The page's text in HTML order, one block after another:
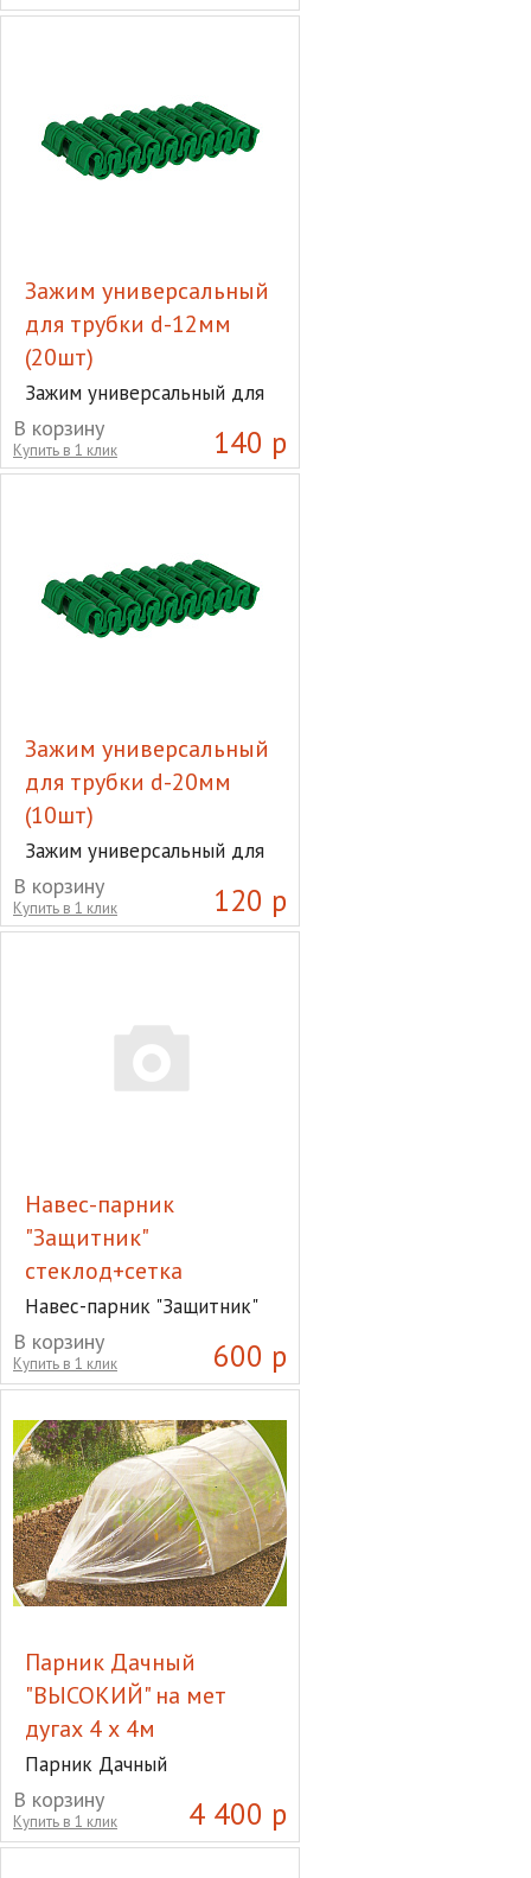
Зажим универсальный
для трубки d-12мм
(20шт)
Зажим универсальный для
трубки d-12мм (20шт)
140 р
В корзину
Купить в 1 клик
Зажим универсальный
для трубки d-20мм
(10шт)
Зажим универсальный для
трубки d-20мм (10шт)
120 р
В корзину
Купить в 1 клик
Навес-парник
"Защитник"
стеклод+сетка
Навес-парник "Защитник"
стеклод+сетка
600 р
В корзину
Купить в 1 клик
Парник Дачный
"ВЫСОКИЙ" на мет
дугах 4 х 4м
Парник Дачный
"ВЫСОКИЙ" на мет дугах 4
х 4м
4 400 р
В корзину
Купить в 1 клик